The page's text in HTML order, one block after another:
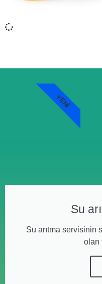
Su
Su arıtma servisinin
olan
YENI